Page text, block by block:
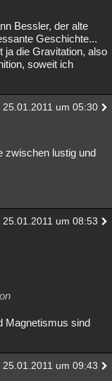
Bessler, der alte
Geschichte...
ja die Gravitation, also
soweit ich
25.01.2011 um 05:30
zwischen lustig und
25.01.2011 um 08:53
Magnetismus sind
25.01.2011 um 09:43